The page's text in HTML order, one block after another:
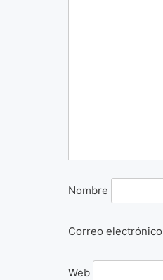
Nombre
Correo electrónico
Web